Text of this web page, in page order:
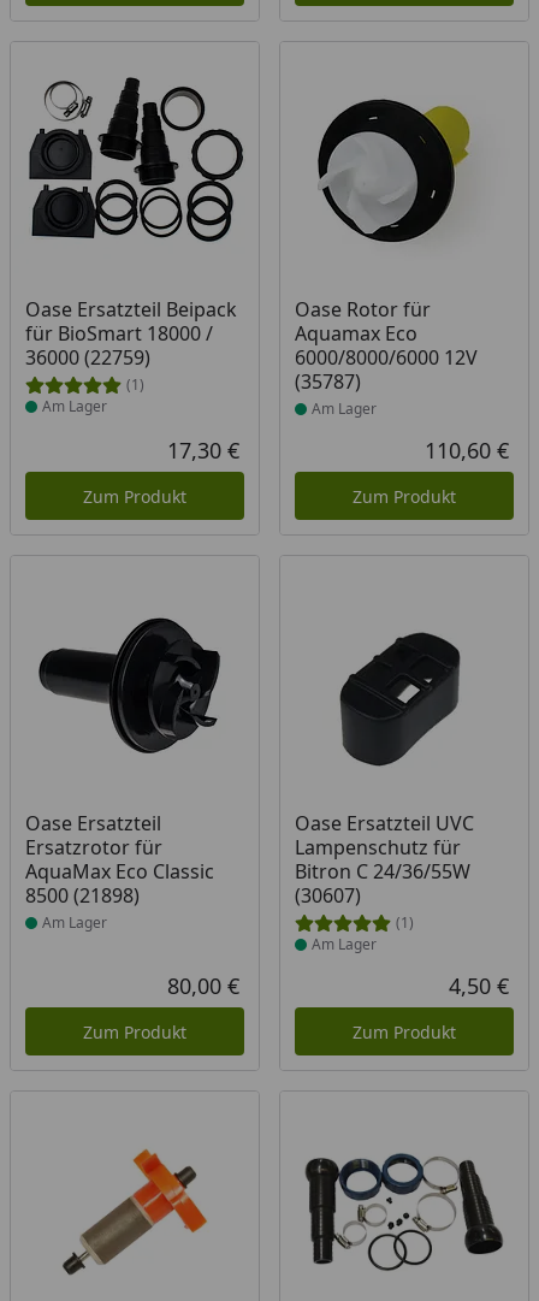
Oase Ersatzteil Beipack
für BioSmart 18000 /
36000 (22759)
(1)
Produkt am Lager
Am Lager
Aktueller Preis
17,30 €
Zum Produkt
Oase Rotor für
Aquamax Eco
6000/8000/6000 12V
(35787)
Produkt am Lager
Am Lager
110,60 €
Zum Produkt
Oase Ersatzteil
Ersatzrotor für
AquaMax Eco Classic
8500 (21898)
Produkt am Lager
Am Lager
Aktueller Preis
80,00 €
Zum Produkt
Oase Ersatzteil UVC
Lampenschutz für
Bitron C 24/36/55W
(30607)
(1)
Produkt am Lager
Am Lager
4,50 €
Zum Produkt